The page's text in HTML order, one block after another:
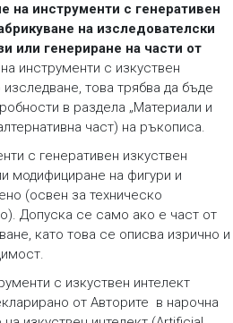
на инструменти с генеративен
на изследователски
или генериране на части от
инструменти с изкуствен
това трябва да бъде
в раздела „Материали и
част) на ръкописа.
с генеративен изкуствен
модифициране на фигури и
(освен за техническо
Допуска се само ако е част от
като това се описва изрично и
с изкуствен интелект
от Авторите в нарочнa